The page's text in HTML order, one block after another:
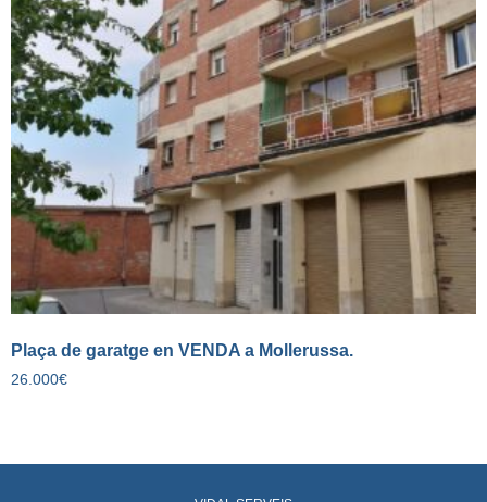
Plaça de garatge en VENDA a Mollerussa.
26.000€